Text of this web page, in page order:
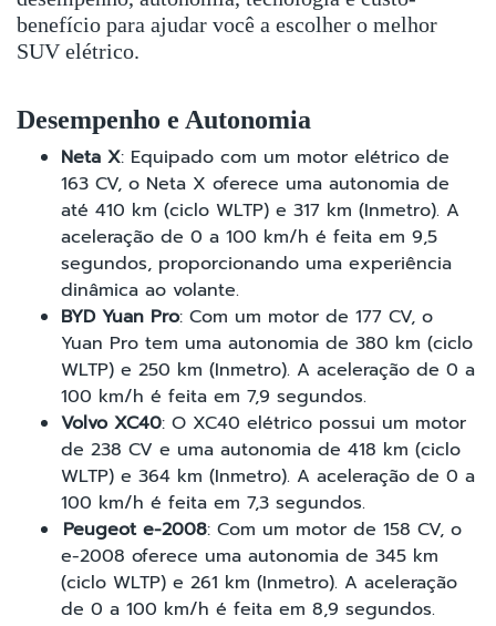
benefício para ajudar você a escolher o melhor
SUV elétrico.
Desempenho e Autonomia
Neta X: Equipado com um motor elétrico de
163 CV, o Neta X oferece uma autonomia de
até 410 km (ciclo WLTP) e 317 km (Inmetro). A
aceleração de 0 a 100 km/h é feita em 9,5
segundos, proporcionando uma experiência
dinâmica ao volante.
BYD Yuan Pro: Com um motor de 177 CV, o
Yuan Pro tem uma autonomia de 380 km (ciclo
WLTP) e 250 km (Inmetro). A aceleração de 0 a
100 km/h é feita em 7,9 segundos.
Volvo XC40: O XC40 elétrico possui um motor
de 238 CV e uma autonomia de 418 km (ciclo
WLTP) e 364 km (Inmetro). A aceleração de 0 a
100 km/h é feita em 7,3 segundos.
Peugeot e-2008: Com um motor de 158 CV, o
e-2008 oferece uma autonomia de 345 km
(ciclo WLTP) e 261 km (Inmetro). A aceleração
de 0 a 100 km/h é feita em 8,9 segundos.